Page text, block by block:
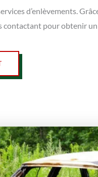
d’enlèvements.
contactant pour obtenir